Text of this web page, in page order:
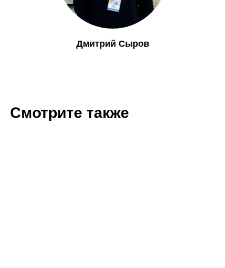
Дмитрий Сыров
Смотрите также